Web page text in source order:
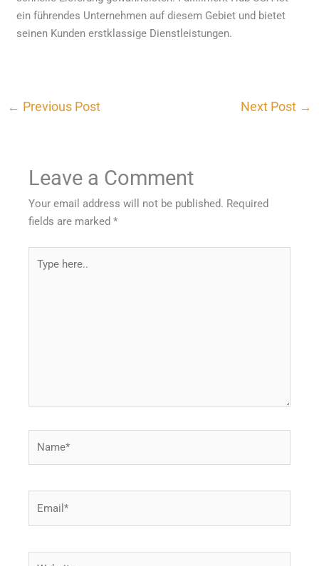
ein führendes Unternehmen auf diesem Gebiet und bietet
seinen Kunden erstklassige Dienstleistungen.
← Previous Post Next Post →
Leave a Comment
Your email address will not be published. Required
fields are marked*
here..